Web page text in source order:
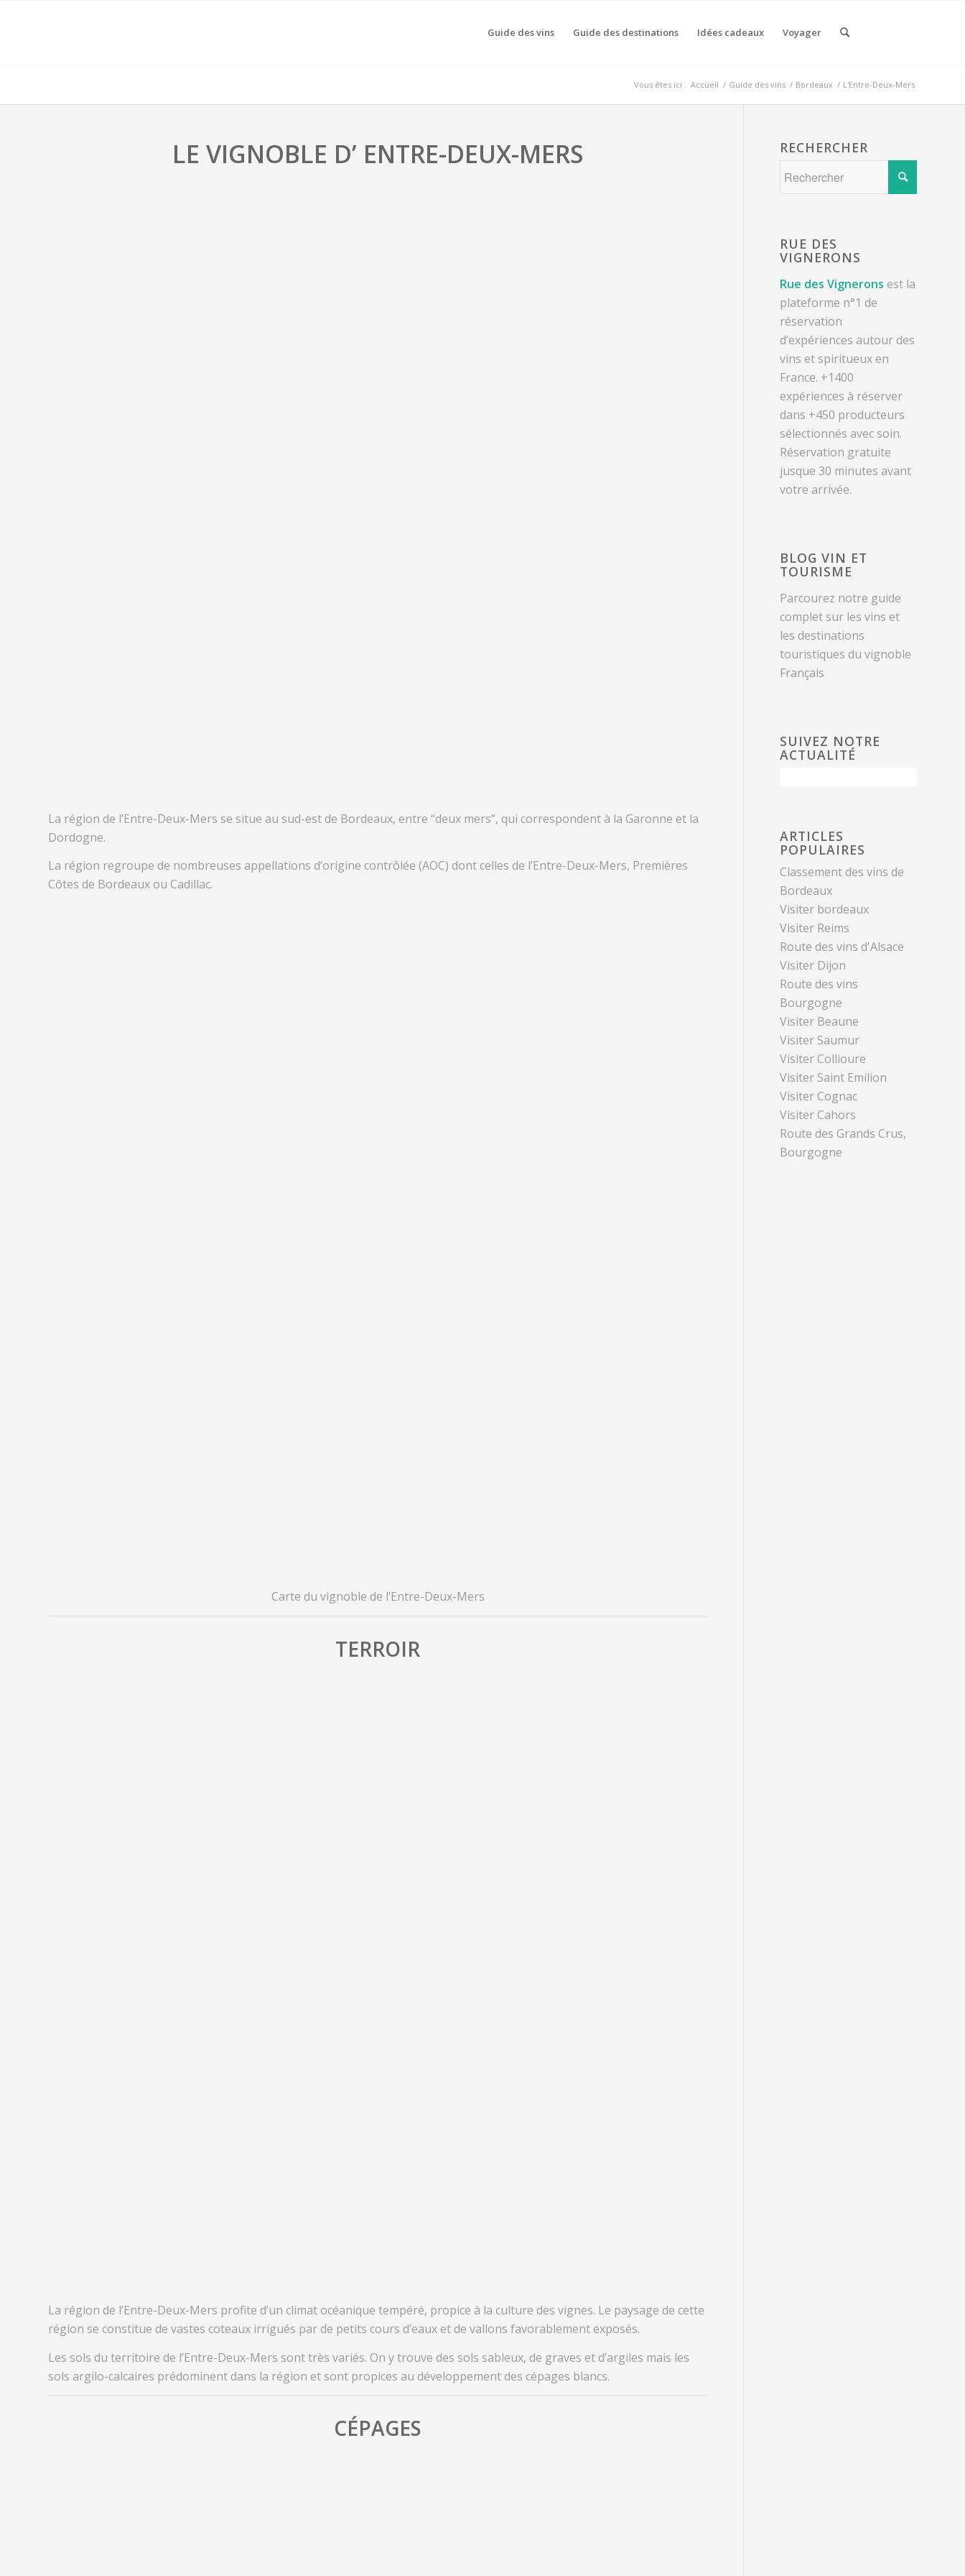
Guide des vins Guide des destinations Idées cadeaux Voyager
Vous êtes ici : Accueil / Guide des vins / Bordeaux / L'Entre-Deux-Mers
LE VIGNOBLE D’ ENTRE-DEUX-MERS
La région de l’Entre-Deux-Mers se situe au sud-est de Bordeaux, entre “deux mers”, qui correspondent à la Garonne et la
Dordogne.
La région regroupe de nombreuses appellations d’origine contrôlée (AOC) dont celles de l’Entre-Deux-Mers, Premières
Côtes de Bordeaux ou Cadillac.
Carte du vignoble de l’Entre-Deux-Mers
TERROIR
La région de l’Entre-Deux-Mers profite d’un climat océanique tempéré, propice à la culture des vignes. Le paysage de cette
région se constitue de vastes coteaux irrigués par de petits cours d’eaux et de vallons favorablement exposés.
Les sols du territoire de l’Entre-Deux-Mers sont très variés. On y trouve des sols sableux, de graves et d’argiles mais les
sols argilo-calcaires prédominent dans la région et sont propices au développement des cépages blancs.
CÉPAGES
RECHERCHER
RUE DES
VIGNERONS
Rue des Vignerons est la
plateforme n°1 de
réservation
d’expériences autour des
vins et spiritueux en
France. +1400
expériences à réserver
dans +450 producteurs
sélectionnés avec soin.
Réservation gratuite
jusque 30 minutes avant
votre arrivée.
BLOG VIN ET
TOURISME
Parcourez notre guide
complet sur les vins et
les destinations
touristiques du vignoble
Français
SUIVEZ NOTRE
ACTUALITÉ
ARTICLES
POPULAIRES
Classement des vins de
Bordeaux
Visiter bordeaux
Visiter Reims
Route des vins d'Alsace
Visiter Dijon
Route des vins
Bourgogne
Visiter Beaune
Visiter Saumur
Visiter Collioure
Visiter Saint Emilion
Visiter Cognac
Visiter Cahors
Route des Grands Crus,
Bourgogne